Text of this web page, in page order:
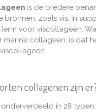
is de bredere
bronnen, zoals vis. In
voor viscollageen.
marine collageen, is dat
collagenen zijn
in 28